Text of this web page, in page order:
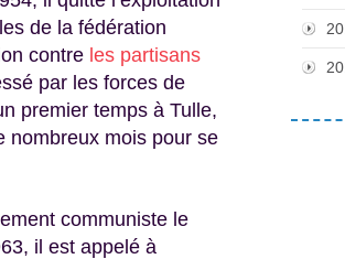
de la fédération
contre les partisans
par les forces de
premier temps à Tulle,
nombreux mois pour se
communiste le
il est appelé à